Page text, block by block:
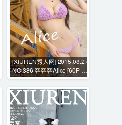
[XIUREN秀人网] 2015.08.27
NO.386 容容容Alice [60P-
131MB]